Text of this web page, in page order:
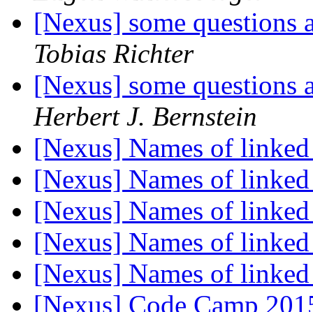
[Nexus] some
Tobias Richter
[Nexus] some
Herbert J. Bernstein
[Nexus] Names of
[Nexus] Names of
[Nexus] Names of
[Nexus] Names of
[Nexus] Names of
[Nexus] Code Camp